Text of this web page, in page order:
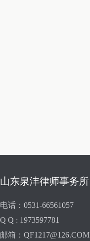
山东泉沣律师事务所
电话：0531-66561057
Q Q : 1973597781
邮箱：QF1217@126.COM